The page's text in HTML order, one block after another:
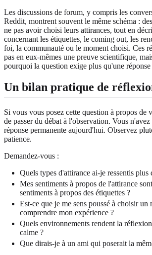
Les discussions de forum, y compris les
Reddit, montrent souvent le même schéma :
ne pas avoir choisi leurs attirances, tout en
concernant les étiquettes, le coming out, les
foi, la communauté ou le moment choisi. Ces
pas en eux-mêmes une preuve scientifique,
pourquoi la question exige plus qu'une
Un bilan pratique de
Si vous vous posez cette question à propos de
de passer du débat à l'observation. Vous
réponse permanente aujourd'hui. Observez
patience.
Demandez-vous :
Quels types d'attirance ai-je ressentis plus
Mes sentiments à propos de l'attirance
sentiments à propos des étiquettes ?
Est-ce que je me sens poussé à choisir un
comprendre mon expérience ?
Quels environnements rendent la
calme ?
Que dirais-je à un ami qui poserait la